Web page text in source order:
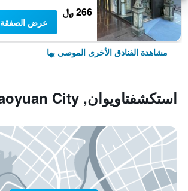
266 ﷼
عرض الصفقة
مشاهدة الفنادق الأخرى الموصى بها
استكشفتاويوان, Taoyuan City